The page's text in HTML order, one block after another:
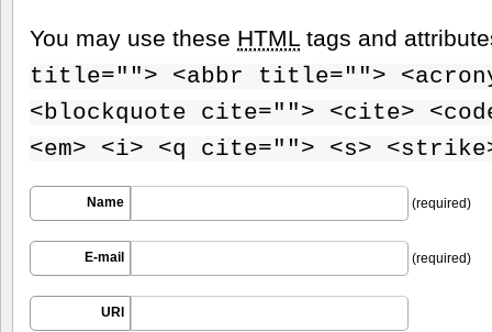
You may use these HTML tags and
title=""> <abbr title="">
<blockquote cite=""> <cite>
<em> <i> <q cite=""> <s>
Name (required)
E-mail (required)
URI